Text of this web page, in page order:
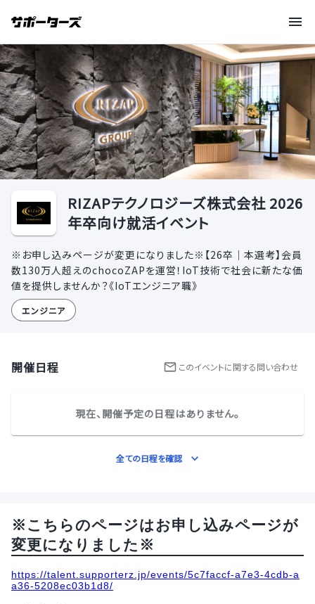
RIZAPテクノロジーズ株式会社 2026
年卒向け就活イベント
※お申し込みページが変更になりました※【26卒｜本選考】会員
数130万人超えのchocoZAPを運営！IoT技術で社会に新たな価
値を提供しませんか？《IoTエンジニア職》
エンジニア
開催日程 このイベントに関する問い合わせ
現在、開催予定の日程はありません。
全ての日程を確認
※こちらのページはお申し込みページが
変更になりました※
https://talent.supporterz.jp/events/5c7faccf-a7e3-4cdb-a
a36-5208ec03b1d8/